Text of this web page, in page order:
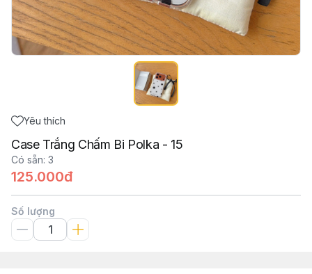
Yêu thích
Case Trắng Chấm Bi Polka - 15
Có sẵn: 3
125.000đ
Số lượng